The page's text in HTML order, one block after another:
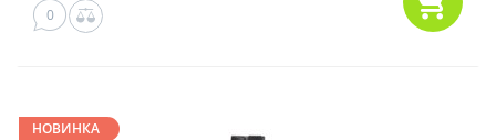
0
НОВИНКА